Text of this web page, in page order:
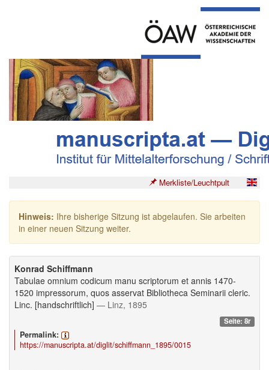
Merkliste/Leuchtpult
Hinweis: Ihre bisherige Sitzung ist abgelaufen. Sie arbeiten
in einer neuen Sitzung weiter.
Konrad Schiffmann
Tabulae omnium codicum manu scriptorum et annis 1470-
1520 impressorum, quos asservat Bibliotheca Seminarii cleric.
Linc. [handschriftlich] — Linz, 1895
Seite: 8r
Permalink:
https://manuscripta.at/diglit/schiffmann_1895/0015